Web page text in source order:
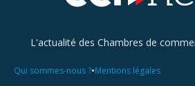
L'actualité des Chambres de
Qui sommes-nous ?•Mentions légales